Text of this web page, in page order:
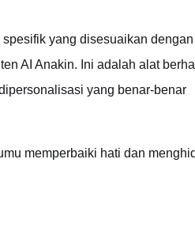
yang disesuaikan dengan
AI Anakin. Ini adalah alat
yang benar-benar
memperbaiki hati dan